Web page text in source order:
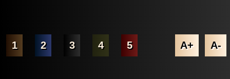
1 2 3 4 5 A+ A-